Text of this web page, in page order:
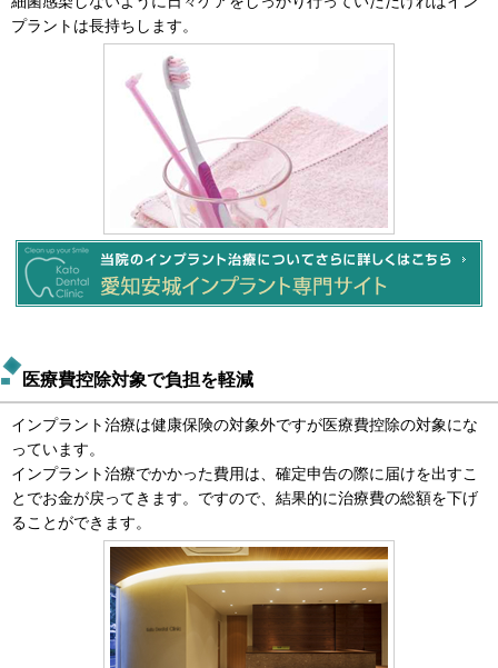
プラントは長持ちします。
医療費控除対象で負担を軽減
インプラント治療は健康保険の対象外ですが医療費控除の対象にな
っています。
インプラント治療でかかった費用は、確定申告の際に届けを出すこ
とでお金が戻ってきます。ですので、結果的に治療費の総額を下げ
ることができます。